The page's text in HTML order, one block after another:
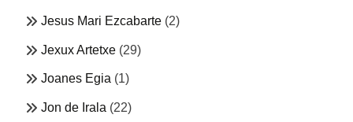
Jesus Mari Ezcabarte (2)
Jexux Artetxe (29)
Joanes Egia (1)
Jon de Irala (22)